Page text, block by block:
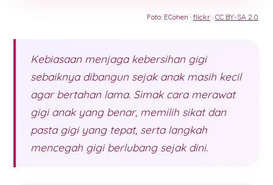
Foto: ECohen · flickr · CC BY-SA 2.0
Kebiasaan menjaga kebersihan gigi
sebaiknya dibangun sejak anak masih kecil
agar bertahan lama. Simak cara merawat
gigi anak yang benar, memilih sikat dan
pasta gigi yang tepat, serta langkah
mencegah gigi berlubang sejak dini.